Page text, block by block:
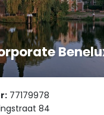
77179978
84